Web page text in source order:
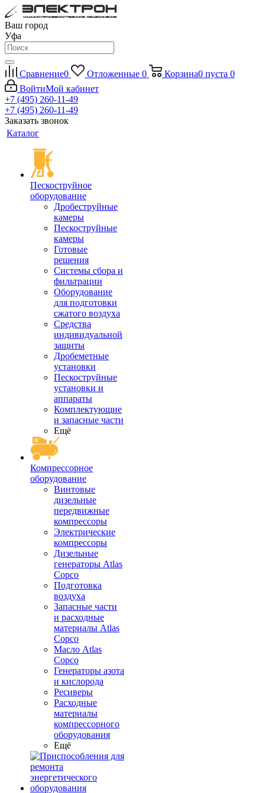
Ваш город
Уфа
Сравнение0 Отложенные 0 Корзина0 пуста 0
ВойтиМой кабинет
+7 (495) 260-11-49
+7 (495) 260-11-49
Заказать звонок
Каталог
Пескоструйное
оборудование
Дробеструйные
камеры
Пескоструйные
камеры
Готовые
решения
Системы сбора и
фильтрации
Оборудование
для подготовки
сжатого воздуха
Средства
индивидуальной
защиты
Дробеметные
установки
Пескоструйные
установки и
аппараты
Комплектующие
и запасные части
Ещё
Компрессорное
оборудование
Винтовые
дизельные
передвижные
компрессоры
Электрические
компрессоры
Дизельные
генераторы Atlas
Copco
Подготовка
воздуха
Запасные части
и расходные
материалы Atlas
Copco
Масло Atlas
Copco
Генераторы азота
и кислорода
Ресиверы
Расходные
материалы
компрессорного
оборудования
Ещё